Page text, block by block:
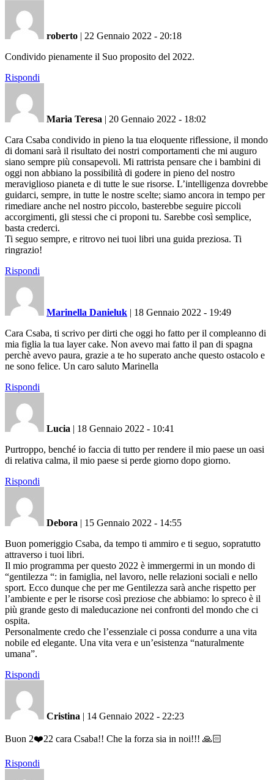
roberto | 22 Gennaio 2022 - 20:18
Condivido pienamente il Suo proposito del 2022.
Rispondi
Maria Teresa | 20 Gennaio 2022 - 18:02
Cara Csaba condivido in pieno la tua eloquente riflessione, il mondo
di domani sarà il risultato dei nostri comportamenti che mi auguro
siano sempre più consapevoli. Mi rattrista pensare che i bambini di
oggi non abbiano la possibilità di godere in pieno del nostro
meraviglioso pianeta e di tutte le sue risorse. L’intelligenza dovrebbe
guidarci, sempre, in tutte le nostre scelte; siamo ancora in tempo per
rimediare anche nel nostro piccolo, basterebbe seguire piccoli
accorgimenti, gli stessi che ci proponi tu. Sarebbe così semplice,
basta crederci.
Ti seguo sempre, e ritrovo nei tuoi libri una guida preziosa. Ti
ringrazio!
Rispondi
Marinella Danieluk | 18 Gennaio 2022 - 19:49
Cara Csaba, ti scrivo per dirti che oggi ho fatto per il compleanno di
mia figlia la tua layer cake. Non avevo mai fatto il pan di spagna
perchè avevo paura, grazie a te ho superato anche questo ostacolo e
ne sono felice. Un caro saluto Marinella
Rispondi
Lucia | 18 Gennaio 2022 - 10:41
Purtroppo, benché io faccia di tutto per rendere il mio paese un oasi
di relativa calma, il mio paese si perde giorno dopo giorno.
Rispondi
Debora | 15 Gennaio 2022 - 14:55
Buon pomeriggio Csaba, da tempo ti ammiro e ti seguo, sopratutto
attraverso i tuoi libri.
Il mio programma per questo 2022 è immergermi in un mondo di
“gentilezza “: in famiglia, nel lavoro, nelle relazioni sociali e nello
sport. Ecco dunque che per me Gentilezza sarà anche rispetto per
l’ambiente e per le risorse così preziose che abbiamo: lo spreco è il
più grande gesto di maleducazione nei confronti del mondo che ci
ospita.
Personalmente credo che l’essenziale ci possa condurre a una vita
nobile ed elegante. Una vita vera e un’esistenza “naturalmente
umana”.
Rispondi
Cristina | 14 Gennaio 2022 - 22:23
Buon 2❤️22 cara Csaba!! Che la forza sia in noi!!! 🙏🏻
Rispondi